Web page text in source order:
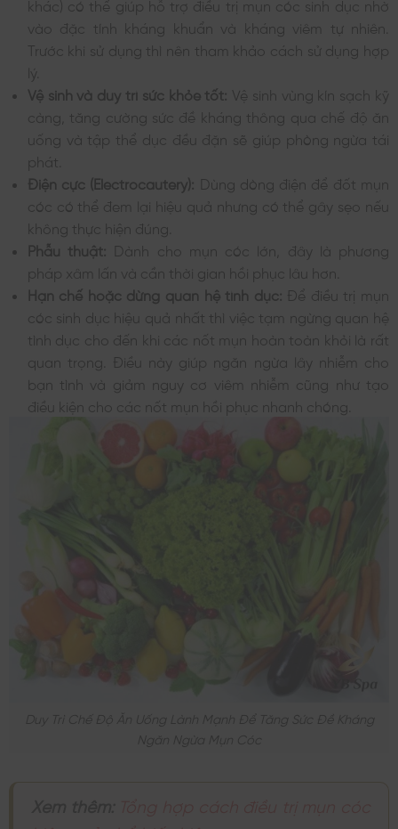
khác) có thể giúp hỗ trợ điều trị mụn cóc sinh dục nhờ
vào đặc tính kháng khuẩn và kháng viêm tự nhiên.
Trước khi sử dụng thì nên tham khảo cách sử dụng hợp
lý.
Vệ sinh và duy trì sức khỏe tốt: Vệ sinh vùng kín sạch kỹ
càng, tăng cường sức đề kháng thông qua chế độ ăn
uống và tập thể dục đều đặn sẽ giúp phòng ngừa tái
phát.
Điện cực (Electrocautery): Dùng dòng điện để đốt mụn
cóc có thể đem lại hiệu quả nhưng có thể gây sẹo nếu
không thực hiện đúng.
Phẫu thuật: Dành cho mụn cóc lớn, đây là phương
pháp xâm lấn và cần thời gian hồi phục lâu hơn.
Hạn chế hoặc dừng quan hệ tình dục: Để điều trị mụn
cóc sinh dục hiệu quả nhất thì việc tạm ngừng quan hệ
tình dục cho đến khi các nốt mụn hoàn toàn khỏi là rất
quan trọng. Điều này giúp ngăn ngừa lây nhiễm cho
bạn tình và giảm nguy cơ viêm nhiễm cũng như tạo
điều kiện cho các nốt mụn hồi phục nhanh chóng.
Duy Trì Chế Độ Ăn Uống Lành Mạnh Để Tăng Sức Đề Kháng
Ngăn Ngừa Mụn Cóc